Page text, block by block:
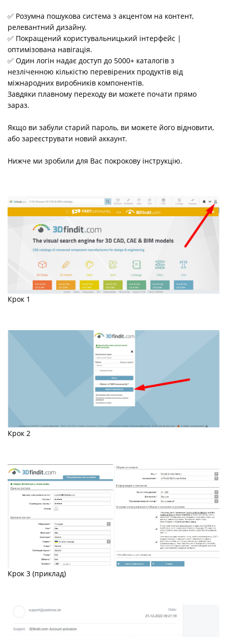
✅ Розумна пошукова система з акцентом на контент,
релевантний дизайну.
✅ Покращений користувальницький інтерфейс |
оптимізована навігація.
✅ Один логін надає доступ до 5000+ каталогів з
незліченною кількістю перевірених продуктів від
міжнародних виробників компонентів.
Завдяки плавному переходу ви можете почати прямо
зараз.
Якщо ви забули старий пароль, ви можете його відновити,
або зареєструвати новий аккаунт.
Нижче ми зробили для Вас покрокову інструкцію.
Крок 1
Крок 2
Крок 3 (приклад)